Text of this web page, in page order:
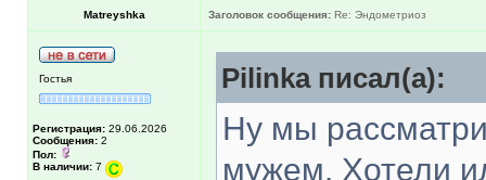
Matreyshka Заголовок сообщения: Re: Эндометриоз
Гостья
Регистрация: 29.06.2026
Сообщения: 2
Пол:
В наличии: 7
Pilinka писал(а):
Ну мы
мужем. Хотели